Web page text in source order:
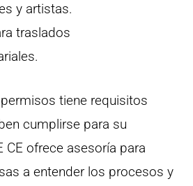
y artistas.
traslados
tiene requisitos
cumplirse para su
CE ofrece asesoría para
a entender los procesos y